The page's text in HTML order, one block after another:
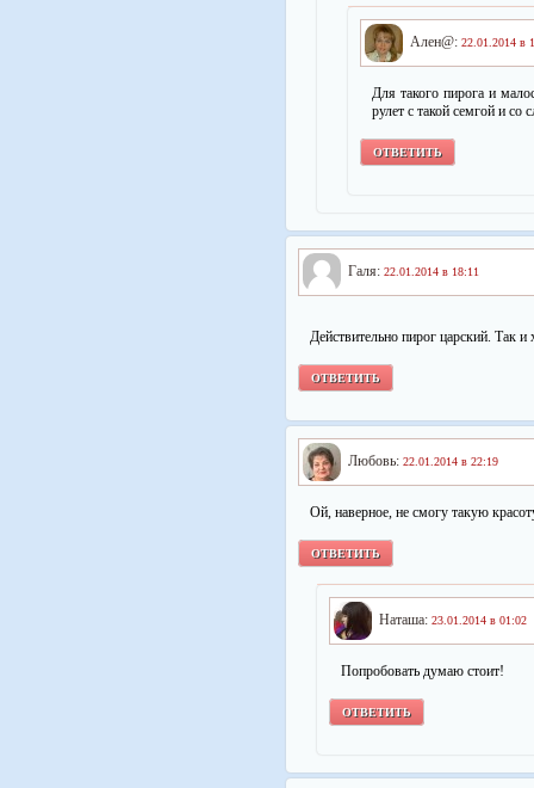
Ален@: 22.01.2014 в
Для такого пирога и
рулет с такой семгой и
ОТВЕТИТЬ
Галя: 22.01.2014 в 18:11
Действительно пирог царский. Так
ОТВЕТИТЬ
Любовь: 22.01.2014 в 22:19
Ой, наверное, не смогу такую
ОТВЕТИТЬ
Наташа: 23.01.2014 в 01:02
Попробовать думаю стоит!
ОТВЕТИТЬ